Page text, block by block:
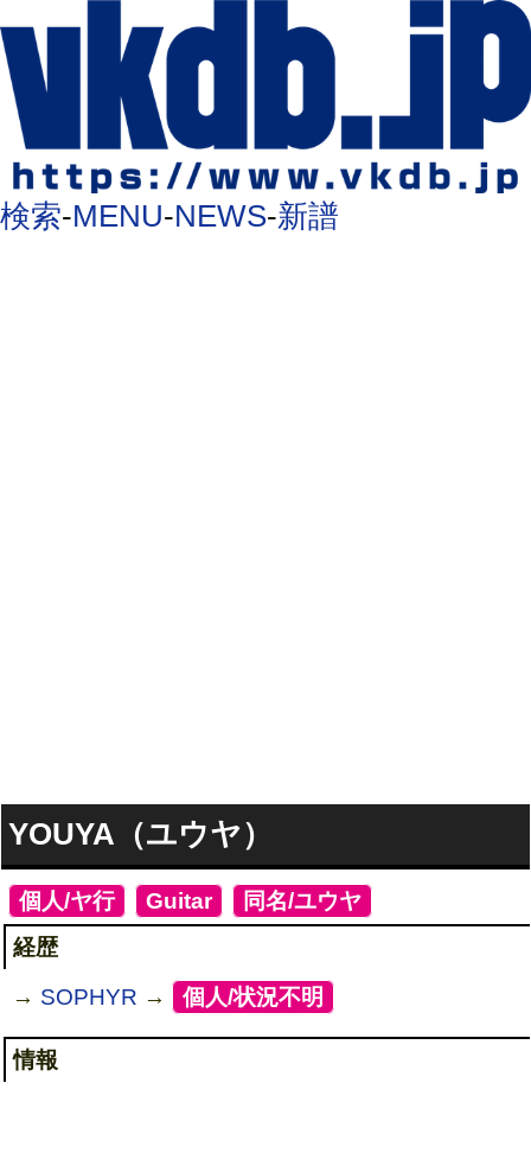
検索-MENU-NEWS-新譜
YOUYA（ユウヤ）
個人/ヤ行] Guitar] 同名/ユウヤ
経歴
→ SOPHYR → [個人/状況不明
情報